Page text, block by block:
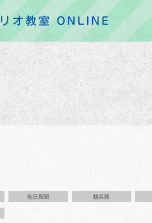
朝日新聞 核兵器